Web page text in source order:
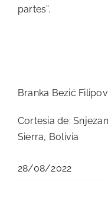
partes”.
Branka Bezić
Cortesia de:
Sierra, Bolivia
28/08/2022